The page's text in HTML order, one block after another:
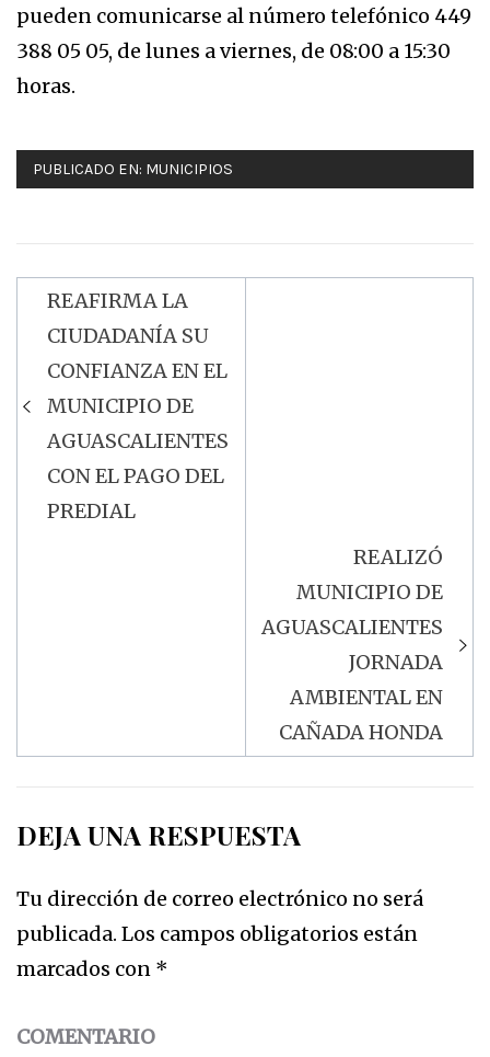
pueden comunicarse al número telefónico 449
388 05 05, de lunes a viernes, de 08:00 a 15:30
horas.
PUBLICADO EN: MUNICIPIOS
Navegación
de
entradas
REAFIRMA LA
CIUDADANÍA SU
CONFIANZA EN EL
MUNICIPIO DE
AGUASCALIENTES
CON EL PAGO DEL
PREDIAL
REALIZÓ
MUNICIPIO DE
AGUASCALIENTES
JORNADA
AMBIENTAL EN
CAÑADA HONDA
DEJA UNA RESPUESTA
Tu dirección de correo electrónico no será
publicada. Los campos obligatorios están
marcados con *
COMENTARIO